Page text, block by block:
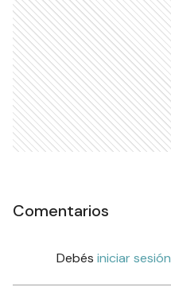
Comentarios
Debés iniciar sesión